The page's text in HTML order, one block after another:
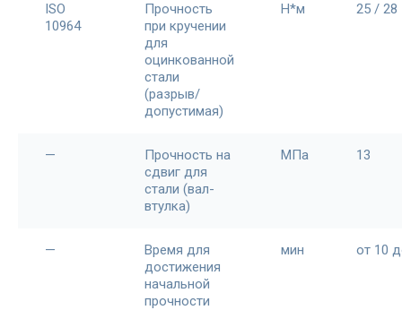
ISO
10964
Прочность
при кручении
для
оцинкованной
стали
(разрыв/
допустимая)
Н*м 25 / 28
—
Прочность на
сдвиг для
стали (вал-
втулка)
МПа 13
—
Время для
достижения
начальной
прочности
мин от 10